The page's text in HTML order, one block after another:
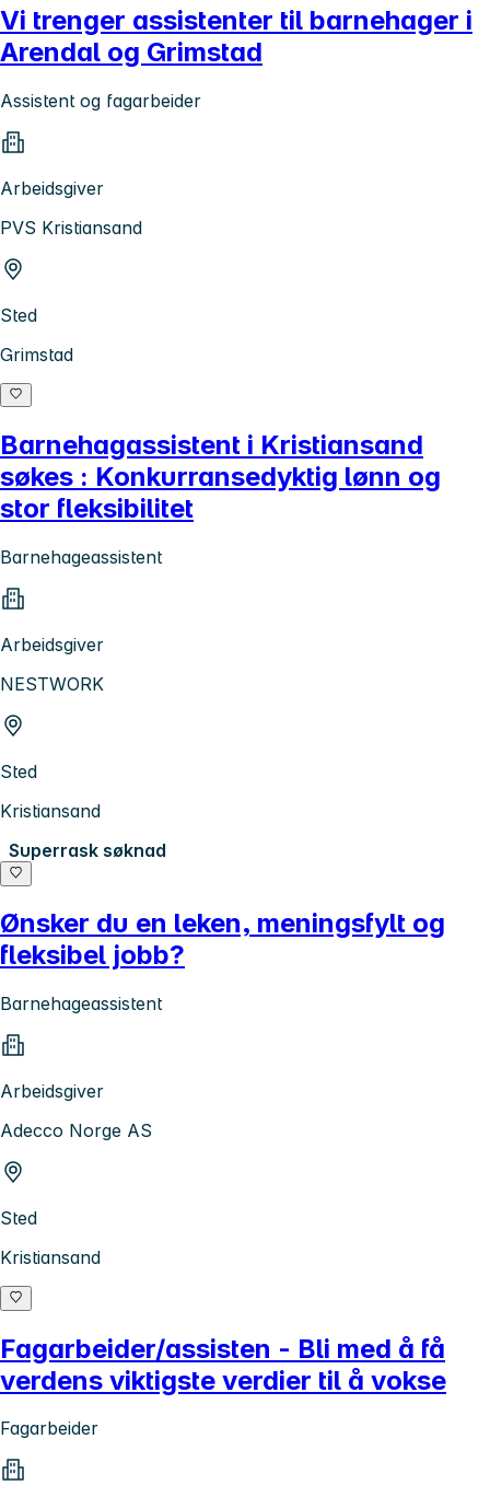
Vi trenger assistenter til barnehager i
Arendal og Grimstad
Assistent og fagarbeider
Arbeidsgiver
PVS Kristiansand
Sted
Grimstad
Barnehagassistent i Kristiansand
søkes : Konkurransedyktig lønn og
stor fleksibilitet
Barnehageassistent
Arbeidsgiver
NESTWORK
Sted
Kristiansand
Superrask søknad
Ønsker du en leken, meningsfylt og
fleksibel jobb?
Barnehageassistent
Arbeidsgiver
Adecco Norge AS
Sted
Kristiansand
Fagarbeider/assisten - Bli med å få
verdens viktigste verdier til å vokse
Fagarbeider